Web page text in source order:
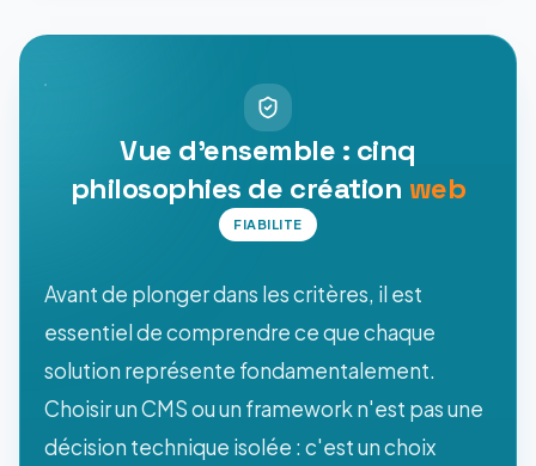
Vue d'ensemble : cinq
philosophies de création web
FIABILITE
Avant de plonger dans les critères, il est
essentiel de comprendre ce que chaque
solution représente fondamentalement.
Choisir un CMS ou un framework n'est pas une
décision technique isolée : c'est un choix